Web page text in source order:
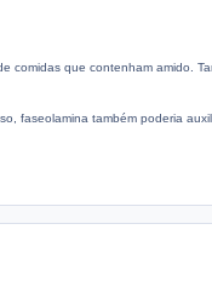
que contenham amido.
faseolamina também poderia